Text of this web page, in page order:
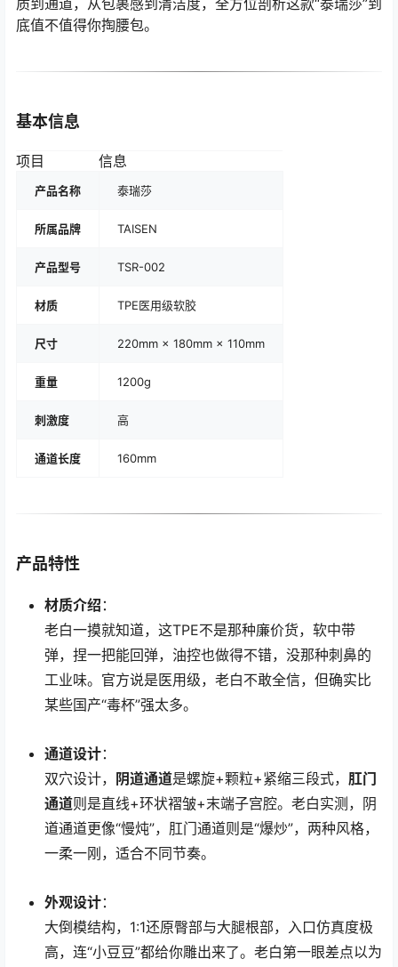
底值不值得你掏腰包。
基本信息
项目 信息
产品名称 泰瑞莎
所属品牌 TAISEN
产品型号 TSR-002
材质 TPE医用级软胶
尺寸 220mm × 180mm × 110mm
重量 1200g
刺激度 高
通道长度 160mm
产品特性
材质介绍 ：
老白一摸就知道，这TPE不是那种廉价货，软中带
弹，捏一把能回弹，油控也做得不错，没那种刺鼻的
工业味。官方说是医用级，老白不敢全信，但确实比
某些国产“毒杯”强太多。
通道设计：
双穴设计，
阴道通道是螺旋+颗粒+紧缩三段式， 肛门
通道则是直线+环状褶皱+末端子宫腔。老白实测，阴
道通道更像“慢炖”，肛门通道则是“爆炒”，两种风格，
一柔一刚，适合不同节奏。
外观设计：
大倒模结构，1:1还原臀部与大腿根部，入口仿真度极
高，连“小豆豆”都给你雕出来了。老白第一眼差点以为